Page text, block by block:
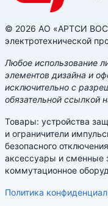
© 2026 АО «АРТСИ
электротехнической
Любое использование
элементов дизайна и
исключительно с
обязательной ссылкой
Товары: устройства
и ограничители
безопасного
аксессуары и сменные
коммутационное
Политика